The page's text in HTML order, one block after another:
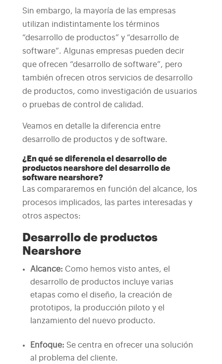
Sin embargo, la mayoría de las empresas
utilizan indistintamente los términos
“desarrollo de productos” y “desarrollo de
software”. Algunas empresas pueden decir
que ofrecen “desarrollo de software”, pero
también ofrecen otros servicios de desarrollo
de productos, como investigación de usuarios
o pruebas de control de calidad.
Veamos en detalle la diferencia entre
desarrollo de productos y de software.
¿En qué se diferencia el desarrollo de
productos nearshore del desarrollo de
software nearshore?
Las compararemos en función del alcance, los
procesos implicados, las partes interesadas y
otros aspectos:
Desarrollo de productos
Nearshore
Alcance: Como hemos visto antes, el
desarrollo de productos incluye varias
etapas como el diseño, la creación de
prototipos, la producción piloto y el
lanzamiento del nuevo producto.
Enfoque: Se centra en ofrecer una solución
al problema del cliente.